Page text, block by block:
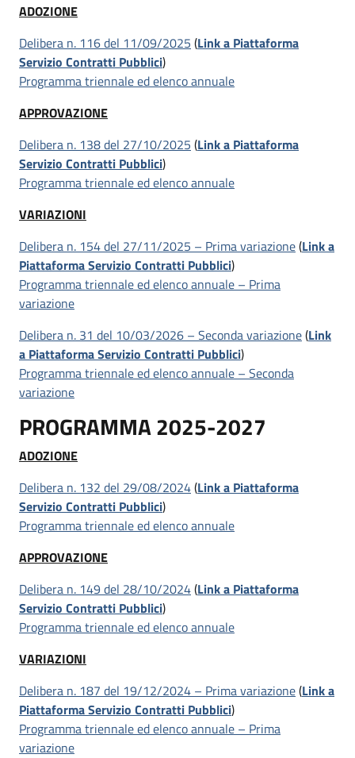
ADOZIONE
Delibera n. 116 del 11/09/2025 (Link a Piattaforma
Servizio Contratti Pubblici)
Programma triennale ed elenco annuale
APPROVAZIONE
Delibera n. 138 del 27/10/2025 (Link a Piattaforma
Servizio Contratti Pubblici)
Programma triennale ed elenco annuale
VARIAZIONI
Delibera n. 154 del 27/11/2025 – Prima variazione(Link a
Piattaforma Servizio Contratti Pubblici)
Programma triennale ed elenco annuale – Prima
variazione
Delibera n. 31 del 10/03/2026 – Seconda variazione(Link
a Piattaforma Servizio Contratti Pubblici)
Programma triennale ed elenco annuale – Seconda
variazione
PROGRAMMA 2025-2027
ADOZIONE
Delibera n. 132 del 29/08/2024(Link a Piattaforma
Servizio Contratti Pubblici)
Programma triennale ed elenco annuale
APPROVAZIONE
Delibera n. 149 del 28/10/2024(Link a Piattaforma
Servizio Contratti Pubblici)
Programma triennale ed elenco annuale
VARIAZIONI
Delibera n. 187 del 19/12/2024 – Prima variazione(Link a
Piattaforma Servizio Contratti Pubblici)
Programma triennale ed elenco annuale – Prima
variazione